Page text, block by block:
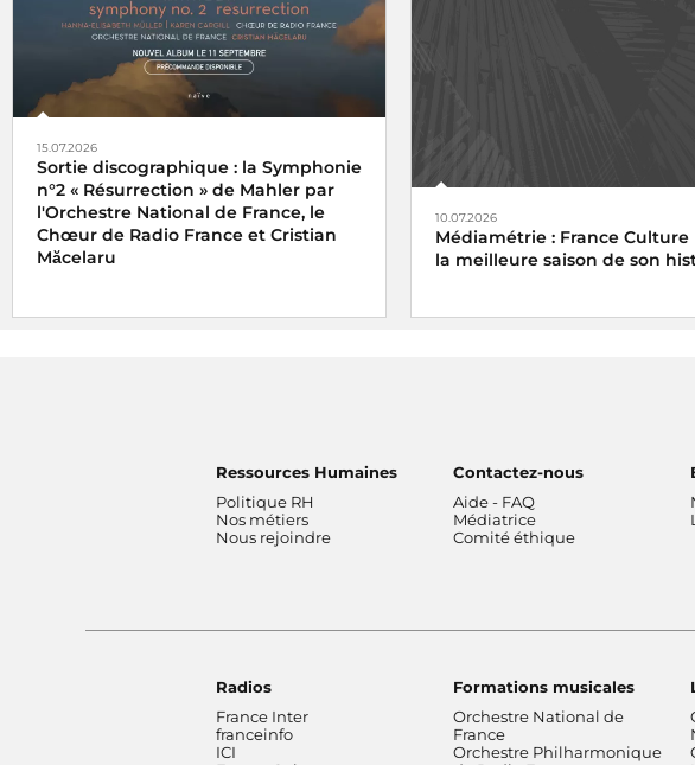
15.07.2026
Sortie discographique : la Symphonie
n°2 « Résurrection » de Mahler par
l'Orchestre National de France, le
Chœur de Radio France et Cristian
Măcelaru
10.07.2026
Médiamétrie : France Culture
la meilleure saison de son
Ressources Humaines
Politique RH
Nos métiers
Nous rejoindre
Contactez-nous
Aide - FAQ
Médiatrice
Comité éthique
Radios
France Inter
franceinfo
ICI
Formations musicales
Orchestre National de
France
Orchestre Philharmonique